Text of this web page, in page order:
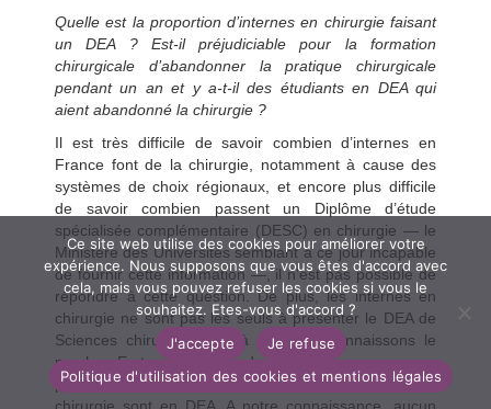
Quelle est la proportion d’internes en chirurgie faisant
un DEA ? Est-il préjudiciable pour la formation
chirurgicale d’abandonner la pratique chirurgicale
pendant un an et y a-t-il des étudiants en DEA qui
aient abandonné la chirurgie ?
Il est très difficile de savoir combien d’internes en
France font de la chirurgie, notamment à cause des
systèmes de choix régionaux, et encore plus difficile
de savoir combien passent un Diplôme d’étude
spécialisée complémentaire (DESC) en chirurgie — le
Ministère des Universités semblant à ce jour incapable
de fournir cette information —, il n’est pas possible de
répondre à cette question. De plus, les internes en
chirurgie ne sont pas les seuls à présenter le DEA de
Sciences chirurgicales ; là nous en connaissons le
nombre. En tenant compte de ces deux remarques, on
peut estimer que seul un petit tiers des internes en
chirurgie sont en DEA. A notre connaissance, aucun
Ce site web utilise des cookies pour améliorer votre
expérience. Nous supposons que vous êtes d'accord avec
cela, mais vous pouvez refuser les cookies si vous le
souhaitez. Etes-vous d'accord ?
J'accepte
Je refuse
Politique d'utilisation des cookies et mentions légales